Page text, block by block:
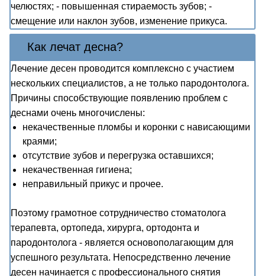
челюстях; - повышенная стираемость зубов; -
смещение или наклон зубов, изменение прикуса.
Как лечат десна?
Лечение десен проводится комплексно с участием
нескольких специалистов, а не только пародонтолога.
Причины способствующие появлению проблем с
деснами очень многочислены:
некачественные пломбы и коронки с нависающими
краями;
отсутствие зубов и перегрузка оставшихся;
некачественная гигиена;
неправильный прикус и прочее.
Поэтому грамотное сотрудничество стоматолога
терапевта, ортопеда, хирурга, ортодонта и
пародонтолога - является основополагающим для
успешного результата. Непосредственно лечение
десен начинается с профессионального снятия